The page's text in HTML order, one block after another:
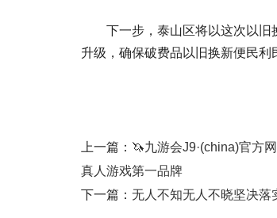
下一步，泰山区将以这次以旧换
升级，确保破费品以旧换新便民利
上一篇： 🦄九游会J9·(china)官方
真人游戏第一品牌
下一篇： 无人不知无人不晓坚决落